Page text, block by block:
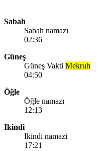
Sabah
Sabah namazı
02:36
Güneş
Güneş Vakti Mekruh
04:50
Öğle
Öğle namazı
12:13
Ikindi
Ikindi namazi
17:21